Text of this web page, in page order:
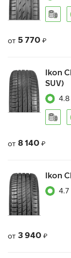
от 5 770 ₽
Ikon
SUV)
4.8
от 8 140 ₽
Ikon
4.7
от 3 940 ₽